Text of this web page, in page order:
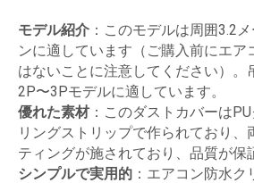
モデル紹介 ：このモデルは周囲3.2
ンに適しています（ご購入前にエア
はないことに注意してください）。
2P〜3Pモデルに適しています。
優れた素材：このダストカバーは
リングストリップで作られており、
ティングが施されており、品質が保
シンプルで実用的 ：エアコン防水